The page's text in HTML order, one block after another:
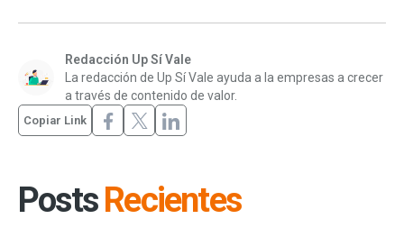
Redacción Up Sí Vale
La redacción de Up Sí Vale ayuda a la empresas a crecer
a través de contenido de valor.
Copiar Link
Posts Recientes